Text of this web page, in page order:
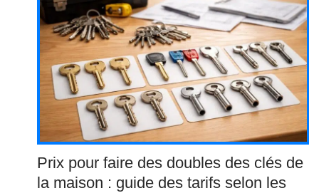
Prix pour faire des doubles des clés de
la maison : guide des tarifs selon les